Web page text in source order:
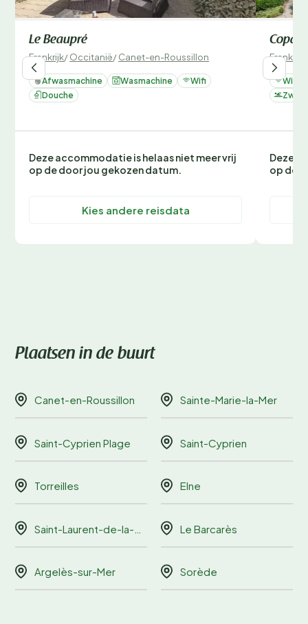
Le Beaupré
Frankrijk/Occitanië/Canet-en-Roussillon
Afwasmachine Wasmachine
Wifi
Douche
Deze accommodatie is helaas niet meer vrij
op de door jou gekozen datum.
Kies andere reisdata
Frankrijk
Wifi
Deze
op de
Plaatsen in de buurt
Canet-en-Roussillon Sainte-Marie-la-Mer
Saint-Cyprien Plage Saint-Cyprien
Torreilles Elne
Saint-Laurent-de-la-Salanque Le Barcarès
Argelès-sur-Mer Sorède